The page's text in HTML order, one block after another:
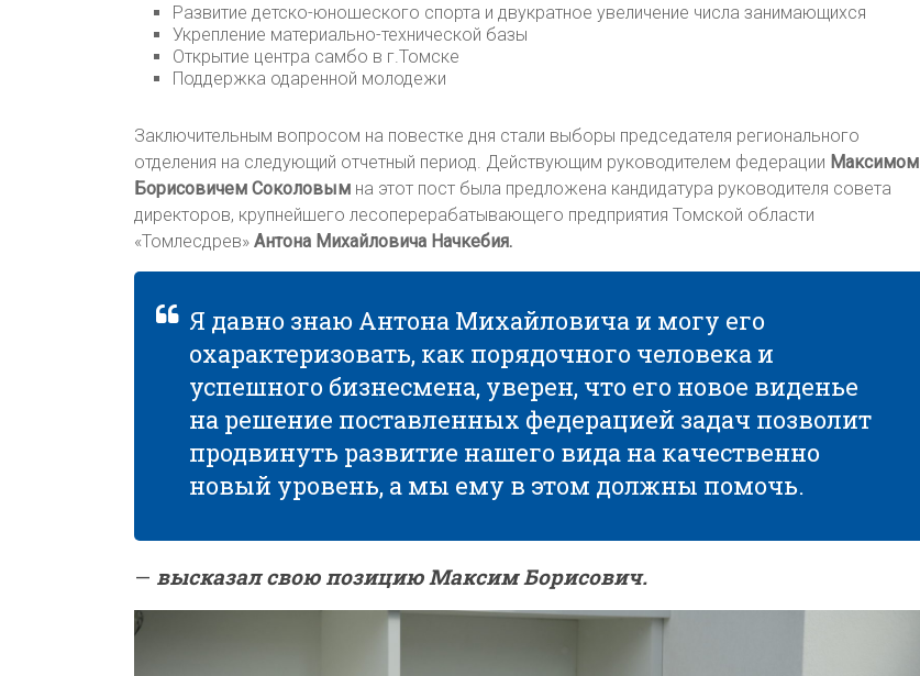
Развитие детско-юношеского спорта и двукратное увеличение числа занимающихся
Укрепление материально-технической базы
Открытие центра самбо в г.Томске
Поддержка одаренной молодежи
Заключительным вопросом на повестке дня стали выборы председателя регионального
отделения на следующий отчетный период. Действующим руководителем федерации Максимом
Борисовичем Соколовым на этот пост была предложена кандидатура руководителя совета
директоров, крупнейшего лесоперерабатывающего предприятия Томской области
«Томлесдрев» Антона Михайловича Начкебия.
Я давно знаю Антона Михайловича и могу его
охарактеризовать, как порядочного человека и
успешного бизнесмена, уверен, что его новое виденье
на решение поставленных федерацией задач позволит
продвинуть развитие нашего вида на качественно
новый уровень, а мы ему в этом должны помочь.
— высказал свою позицию Максим Борисович.